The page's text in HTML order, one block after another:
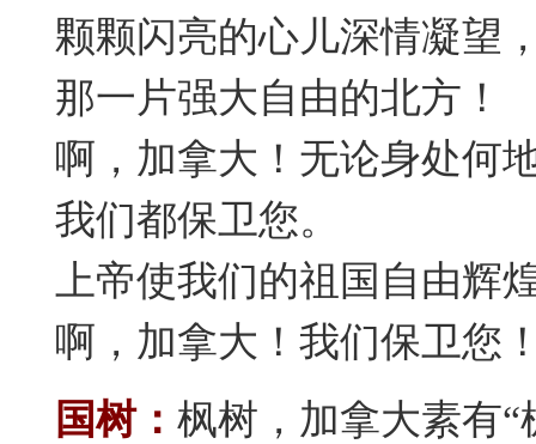
颗颗闪亮的心儿深情凝望
那一片强大自由的北方！
啊，加拿大！无论身处何
我们都保卫您。
上帝使我们的祖国自由辉
啊，加拿大！我们保卫您
国树： 枫树，加拿大素有“